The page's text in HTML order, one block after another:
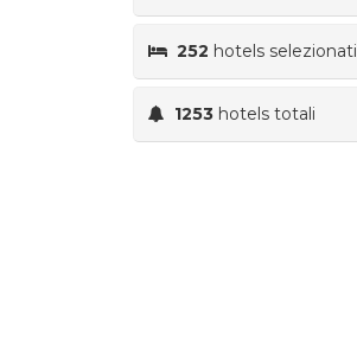
252 hotels selezionati
1253 hotels totali